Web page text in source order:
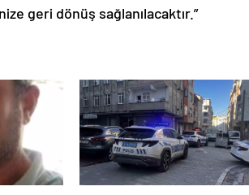
geri dönüş sağlanılacaktır.”